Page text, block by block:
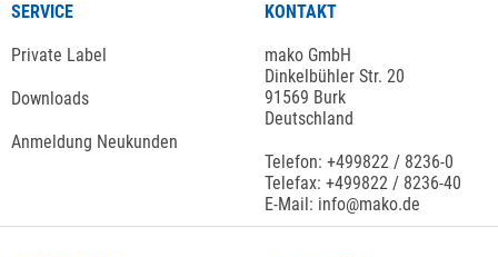
SERVICE
Private Label
Downloads
Anmeldung Neukunden
KONTAKT
mako GmbH
Dinkelbühler Str. 20
91569 Burk
Deutschland
Telefon: +499822 / 8236-0
Telefax: +499822 / 8236-40
E-Mail: info@mako.de